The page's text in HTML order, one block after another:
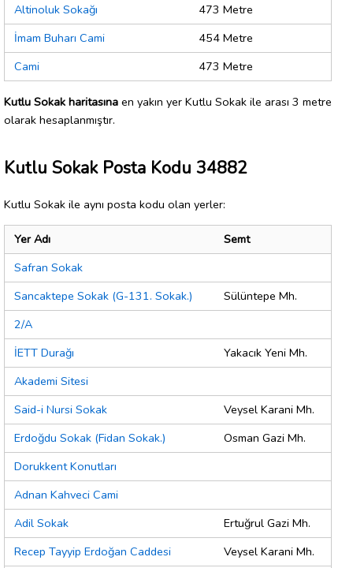
Altinoluk Sokağı
473 Metre
İmam Buharı Cami
454 Metre
Cami
473 Metre
Kutlu Sokak haritasına en yakın yer Kutlu Sokak ile arası 3 metre
olarak hesaplanmıştır.
Kutlu Sokak Posta Kodu 34882
Kutlu Sokak ile aynı posta kodu olan yerler:
Yer Adı
Semt
Safran Sokak
Sancaktepe Sokak (G-131. Sokak.)
Sülüntepe Mh.
2/A
İETT Durağı
Yakacık Yeni Mh.
Akademi Sitesi
Said-i Nursi Sokak
Veysel Karani Mh.
Erdoğdu Sokak (Fidan Sokak.)
Osman Gazi Mh.
Dorukkent Konutları
Adnan Kahveci Cami
Adil Sokak
Ertuğrul Gazi Mh.
Recep Tayyip Erdoğan Caddesi
Veysel Karani Mh.